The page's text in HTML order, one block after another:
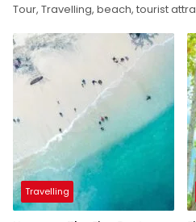
Tour, Travelling, beach, tourist
Travelling